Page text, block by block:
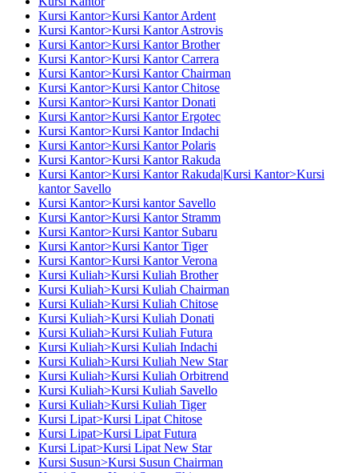
Kursi Kantor>Kursi Kantor Ardent
Kursi Kantor>Kursi Kantor Astrovis
Kursi Kantor>Kursi Kantor Brother
Kursi Kantor>Kursi Kantor Carrera
Kursi Kantor>Kursi Kantor Chairman
Kursi Kantor>Kursi Kantor Chitose
Kursi Kantor>Kursi Kantor Donati
Kursi Kantor>Kursi Kantor Ergotec
Kursi Kantor>Kursi Kantor Indachi
Kursi Kantor>Kursi Kantor Polaris
Kursi Kantor>Kursi Kantor Rakuda
Kursi Kantor>Kursi Kantor Rakuda|Kursi Kantor>Kursi
kantor Savello
Kursi Kantor>Kursi kantor Savello
Kursi Kantor>Kursi Kantor Stramm
Kursi Kantor>Kursi Kantor Subaru
Kursi Kantor>Kursi Kantor Tiger
Kursi Kantor>Kursi Kantor Verona
Kursi Kuliah>Kursi Kuliah Brother
Kursi Kuliah>Kursi Kuliah Chairman
Kursi Kuliah>Kursi Kuliah Chitose
Kursi Kuliah>Kursi Kuliah Donati
Kursi Kuliah>Kursi Kuliah Futura
Kursi Kuliah>Kursi Kuliah Indachi
Kursi Kuliah>Kursi Kuliah New Star
Kursi Kuliah>Kursi Kuliah Orbitrend
Kursi Kuliah>Kursi Kuliah Savello
Kursi Kuliah>Kursi Kuliah Tiger
Kursi Lipat>Kursi Lipat Chitose
Kursi Lipat>Kursi Lipat Futura
Kursi Lipat>Kursi Lipat New Star
Kursi Susun>Kursi Susun Chairman